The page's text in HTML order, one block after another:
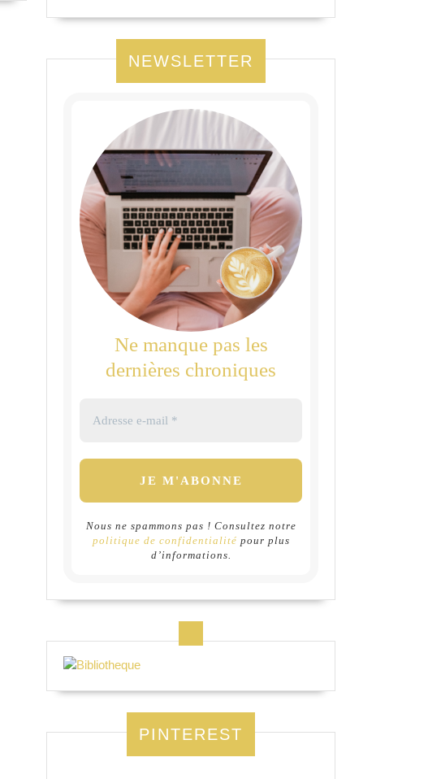
NEWSLETTER
Ne manque pas les
dernières chroniques
Nous ne spammons pas ! Consultez notre
politique de confidentialité pour plus
d’informations.
PINTEREST